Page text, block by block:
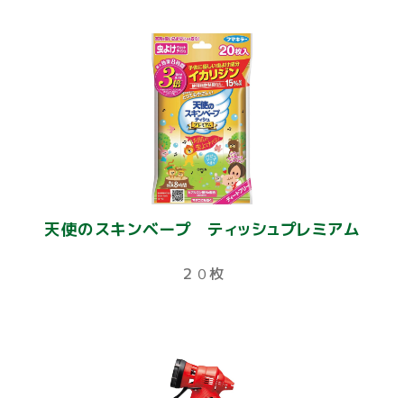
天使のスキンベープ ティッシュプレミアム
２０枚